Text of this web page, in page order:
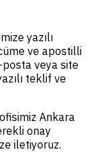
yazılı
ve apostilli
posta veya site
teklif ve
Ankara
onay
iletiyoruz.